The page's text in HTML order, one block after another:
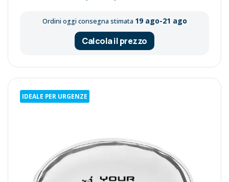
Ordini oggi consegna stimata 19 ago-21 ago
Calcola il prezzo
IDEALE PER URGENZE